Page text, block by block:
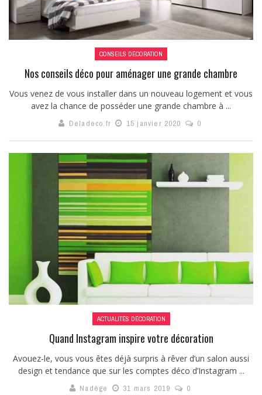
CONSEILS DÉCORATION
Nos conseils déco pour aménager une grande chambre
Vous venez de vous installer dans un nouveau logement et vous
avez la chance de posséder une grande chambre à ...
Deladeco.fr 15 janvier 2020 0
ACTUALITÉS DÉCORATION
Quand Instagram inspire votre décoration
Avouez-le, vous vous êtes déjà surpris à rêver d’un salon aussi
design et tendance que sur les comptes déco d’Instagram ...
Nadège 31 mars 2019 0